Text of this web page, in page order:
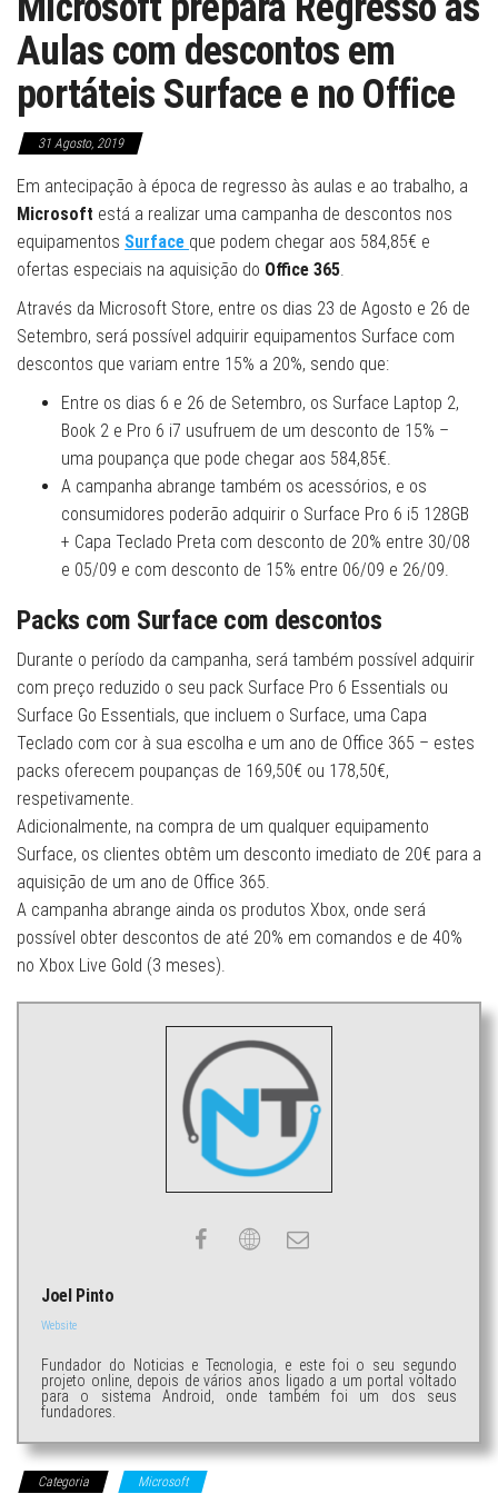
Aulas com descontos em
portáteis Surface e no Office
31 Agosto, 2019
Em antecipação à época de regresso às aulas e ao trabalho, a
Microsoft está a realizar uma campanha de descontos nos
equipamentos Surface que podem chegar aos 584,85€ e
ofertas especiais na aquisição do Office 365.
Através da Microsoft Store, entre os dias 23 de Agosto e 26 de
Setembro, será possível adquirir equipamentos Surface com
descontos que variam entre 15% a 20%, sendo que:
Entre os dias 6 e 26 de Setembro, os Surface Laptop 2,
Book 2 e Pro 6 i7 usufruem de um desconto de 15% –
uma poupança que pode chegar aos 584,85€.
A campanha abrange também os acessórios, e os
consumidores poderão adquirir o Surface Pro 6 i5 128GB
+ Capa Teclado Preta com desconto de 20% entre 30/08
e 05/09 e com desconto de 15% entre 06/09 e 26/09.
Packs com Surface com descontos
Durante o período da campanha, será também possível adquirir
com preço reduzido o seu pack Surface Pro 6 Essentials ou
Surface Go Essentials, que incluem o Surface, uma Capa
Teclado com cor à sua escolha e um ano de Office 365 – estes
packs oferecem poupanças de 169,50€ ou 178,50€,
respetivamente.
Adicionalmente, na compra de um qualquer equipamento
Surface, os clientes obtêm um desconto imediato de 20€ para a
aquisição de um ano de Office 365.
A campanha abrange ainda os produtos Xbox, onde será
possível obter descontos de até 20% em comandos e de 40%
no Xbox Live Gold (3 meses).
Joel Pinto
Website
Fundador do Noticias e Tecnologia, e este foi o seu segundo
projeto online, depois de vários anos ligado a um portal voltado
para o sistema Android, onde também foi um dos seus
fundadores.
Categoria Microsoft